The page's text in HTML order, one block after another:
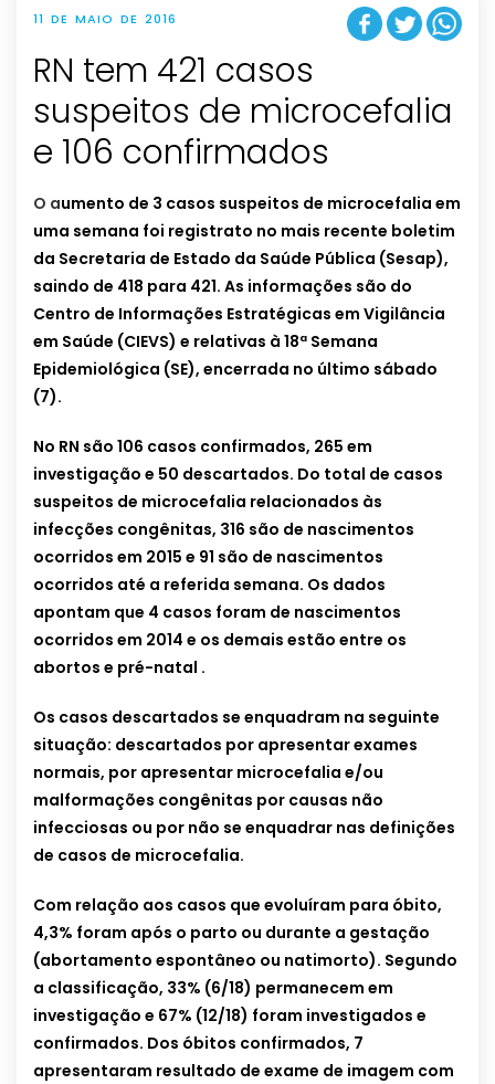
11 DE MAIO DE 2016
RN tem 421 casos
suspeitos de microcefalia
e 106 confirmados
O aumento de 3 casos suspeitos de microcefalia em
uma semana foi registrato no mais recente boletim
da Secretaria de Estado da Saúde Pública (Sesap),
saindo de 418 para 421. As informações são do
Centro de Informações Estratégicas em Vigilância
em Saúde (CIEVS) e relativas à 18ª Semana
Epidemiológica (SE), encerrada no último sábado
(7).
No RN são 106 casos confirmados, 265 em
investigação e 50 descartados. Do total de casos
suspeitos de microcefalia relacionados às
infecções congênitas, 316 são de nascimentos
ocorridos em 2015 e 91 são de nascimentos
ocorridos até a referida semana. Os dados
apontam que 4 casos foram de nascimentos
ocorridos em 2014 e os demais estão entre os
abortos e pré-natal .
Os casos descartados se enquadram na seguinte
situação: descartados por apresentar exames
normais, por apresentar microcefalia e/ou
malformações congênitas por causas não
infecciosas ou por não se enquadrar nas definições
de casos de microcefalia.
Com relação aos casos que evoluíram para óbito,
4,3% foram após o parto ou durante a gestação
(abortamento espontâneo ou natimorto). Segundo
a classificação, 33% (6/18) permanecem em
investigação e 67% (12/18) foram investigados e
confirmados. Dos óbitos confirmados, 7
apresentaram resultado de exame de imagem com